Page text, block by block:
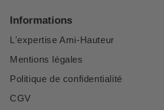
Informations
L'expertise Ami-Hauteur
Mentions légales
Politique de confidentialité
CGV